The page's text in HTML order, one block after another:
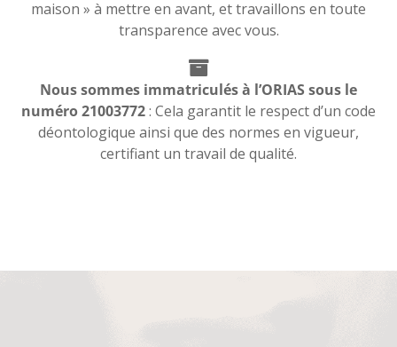
maison » à mettre en avant, et travaillons en toute
transparence avec vous.
Nous sommes immatriculés à l’ORIAS sous le
numéro 21003772: Cela garantit le respect d’un code
déontologique ainsi que des normes en vigueur,
certifiant un travail de qualité.